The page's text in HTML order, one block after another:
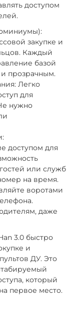
доступом
закупке и
Каждый
базой
прозрачным.
Легко
для
нужно
доступом для
или служб
на время.
воротами
даже
3.0 быстро
и
ДУ. Это
который
первое место.